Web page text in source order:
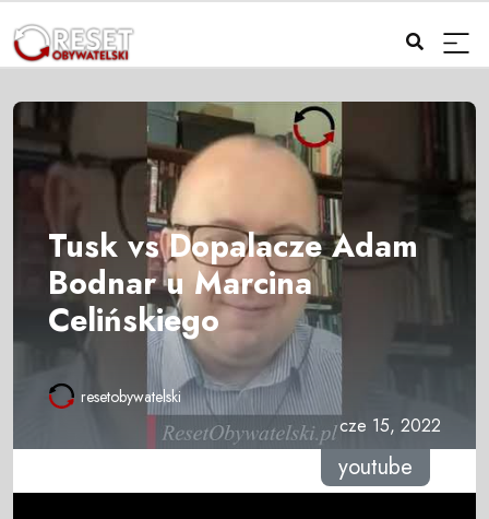
Tusk vs Dopalacze Adam
Bodnar u Marcina
Celińskiego
resetobywatelski
cze 15, 2022
youtube